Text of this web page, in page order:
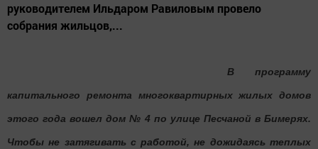
руководителем Ильдаром Равиловым провело
собрания жильцов,...
В программу
капитального ремонта многоквартирных жилых домов
этого года вошел дом № 4 по улице Песчаной в Бимерях.
Чтобы не затягивать с работой, не дожидаясь теплых